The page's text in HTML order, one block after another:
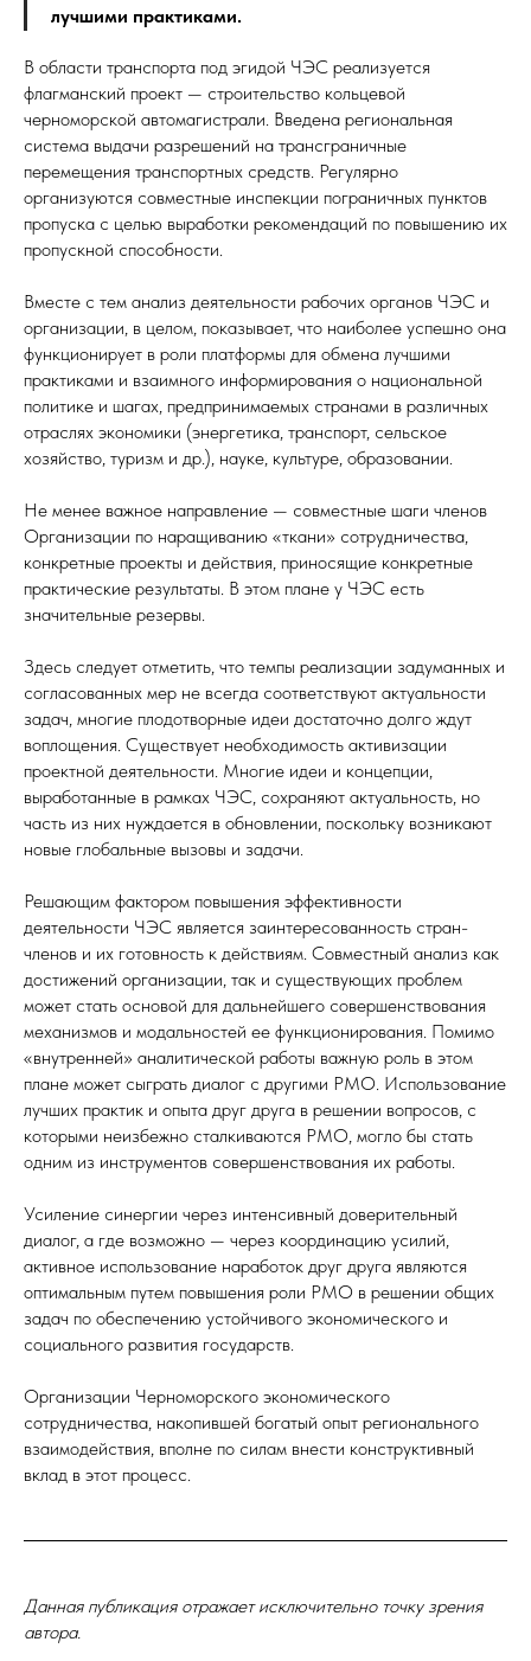
лучшими практиками.
В области транспорта под эгидой ЧЭС реализуется
флагманский проект — строительство кольцевой
черноморской автомагистрали. Введена региональная
система выдачи разрешений на трансграничные
перемещения транспортных средств. Регулярно
организуются совместные инспекции пограничных пунктов
пропуска с целью выработки рекомендаций по повышению их
пропускной способности.
Вместе с тем анализ деятельности рабочих органов ЧЭС и
организации, в целом, показывает, что наиболее успешно она
функционирует в роли платформы для обмена лучшими
практиками и взаимного информирования о национальной
политике и шагах, предпринимаемых странами в различных
отраслях экономики (энергетика, транспорт, сельское
хозяйство, туризм и др.), науке, культуре, образовании.
Не менее важное направление — совместные шаги членов
Организации по наращиванию «ткани» сотрудничества,
конкретные проекты и действия, приносящие конкретные
практические результаты. В этом плане у ЧЭС есть
значительные резервы.
Здесь следует отметить, что темпы реализации задуманных и
согласованных мер не всегда соответствуют актуальности
задач, многие плодотворные идеи достаточно долго ждут
воплощения. Существует необходимость активизации
проектной деятельности. Многие идеи и концепции,
выработанные в рамках ЧЭС, сохраняют актуальность, но
часть из них нуждается в обновлении, поскольку возникают
новые глобальные вызовы и задачи.
Решающим фактором повышения эффективности
деятельности ЧЭС является заинтересованность стран-
членов и их готовность к действиям. Совместный анализ как
достижений организации, так и существующих проблем
может стать основой для дальнейшего совершенствования
механизмов и модальностей ее функционирования. Помимо
«внутренней» аналитической работы важную роль в этом
плане может сыграть диалог с другими РМО. Использование
лучших практик и опыта друг друга в решении вопросов, с
которыми неизбежно сталкиваются РМО, могло бы стать
одним из инструментов совершенствования их работы.
Усиление синергии через интенсивный доверительный
диалог, а где возможно — через координацию усилий,
активное использование наработок друг друга являются
оптимальным путем повышения роли РМО в решении общих
задач по обеспечению устойчивого экономического и
социального развития государств.
Организации Черноморского экономического
сотрудничества, накопившей богатый опыт регионального
взаимодействия, вполне по силам внести конструктивный
вклад в этот процесс.
Данная публикация отражает исключительно точку зрения
автора.